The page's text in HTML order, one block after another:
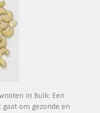
in Bulk: Een
gaat om gezonde en